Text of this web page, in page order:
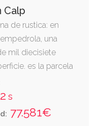
Calp
de rustica: en
una
mil diecisiete
es la parcela
urbanizacion la
resto de
de la
de finca matriz.
s
77.581€